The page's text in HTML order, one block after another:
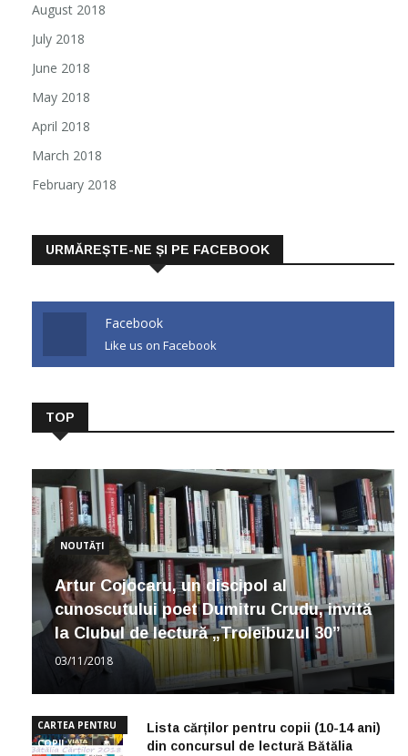
August 2018
July 2018
June 2018
May 2018
April 2018
March 2018
February 2018
URMĂREȘTE-NE ȘI PE FACEBOOK
Facebook
Like us on Facebook
TOP
NOUTĂȚI
Artur Cojocaru, un discipol al
cunoscutului poet Dumitru Crudu, invită
la Clubul de lectură „Troleibuzul 30”
03/11/2018
CARTEA PENTRU
COPII
Lista cărților pentru copii (10-14 ani)
din concursul de lectură Bătălia